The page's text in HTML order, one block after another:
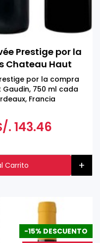
Prestige por la
Chateau Haut
por la compra
750 ml cada
Francia
. 143.46
Carrito +
-15% DESCUENTO